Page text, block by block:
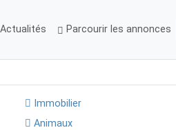
Actualités Parcourir les annonces
Immobilier
Animaux